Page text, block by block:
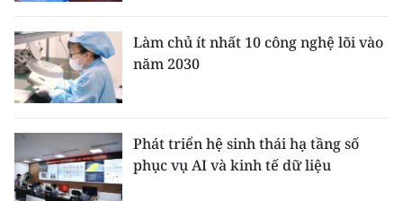
Làm chủ ít nhất 10 công nghệ lõi vào
năm 2030
Phát triển hệ sinh thái hạ tầng số
phục vụ AI và kinh tế dữ liệu